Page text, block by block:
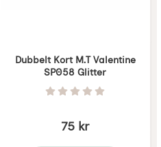
Dubbelt Kort M.T Valentine
SP058 Glitter
Art. nr 7865 Betyg: 0 Stjärnor av 5
75 kr